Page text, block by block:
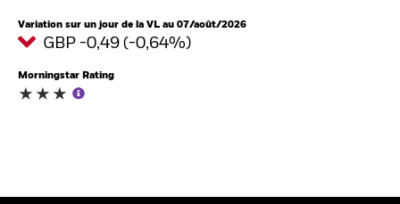
Variation sur un jour de la VL au 07/août/2026
GBP -0,49 (-0,64%)
Morningstar Rating